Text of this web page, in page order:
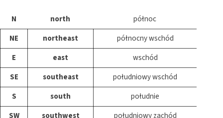
N north
północ
NE
northeast
północny wschód
E
east
wschód
SE
southeast
południowy wschód
S
south
południe
SW
southwest
południowy zachód